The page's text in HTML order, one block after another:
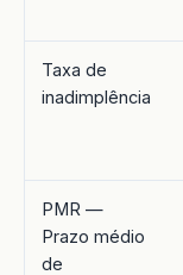
Taxa de
inadimplência
PMR —
Prazo médio
de